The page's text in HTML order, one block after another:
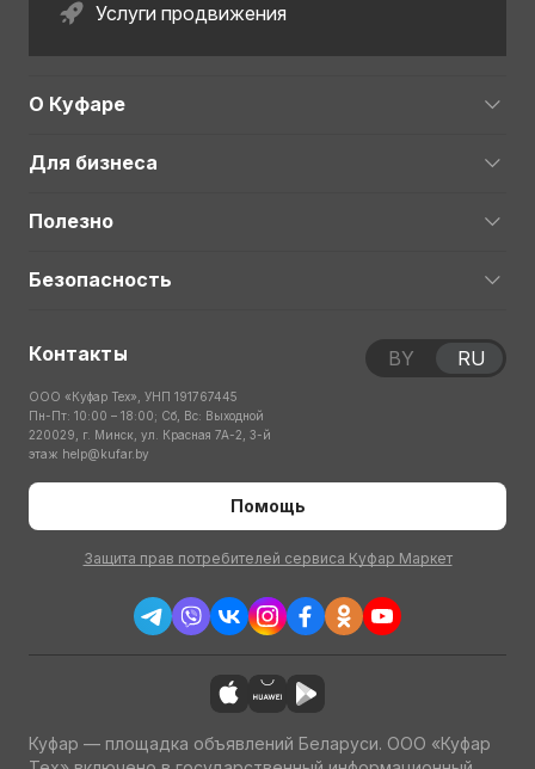
Услуги продвижения
О Куфаре
Для бизнеса
Полезно
Безопасность
Контакты
ООО «Куфар Тех», УНП 191767445
Пн-Пт: 10:00 – 18:00; Сб, Вс: Выходной
220029, г. Минск, ул. Красная 7А-2, 3-й
этаж help@kufar.by
Помощь
Защита прав потребителей сервиса Куфар Маркет
BY RU
Куфар — площадка объявлений Беларуси. ООО «Куфар